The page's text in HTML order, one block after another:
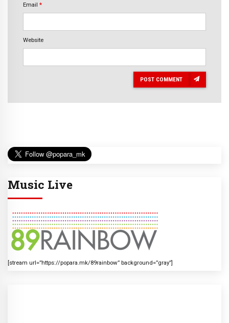
Email *
Website
POST COMMENT
Music Live
[stream url=”https://popara.mk/89rainbow” background=”gray”]